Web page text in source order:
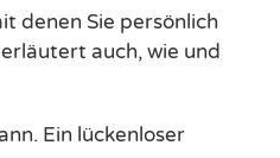
denen Sie persönlich
auch, wie und
Ein lückenloser